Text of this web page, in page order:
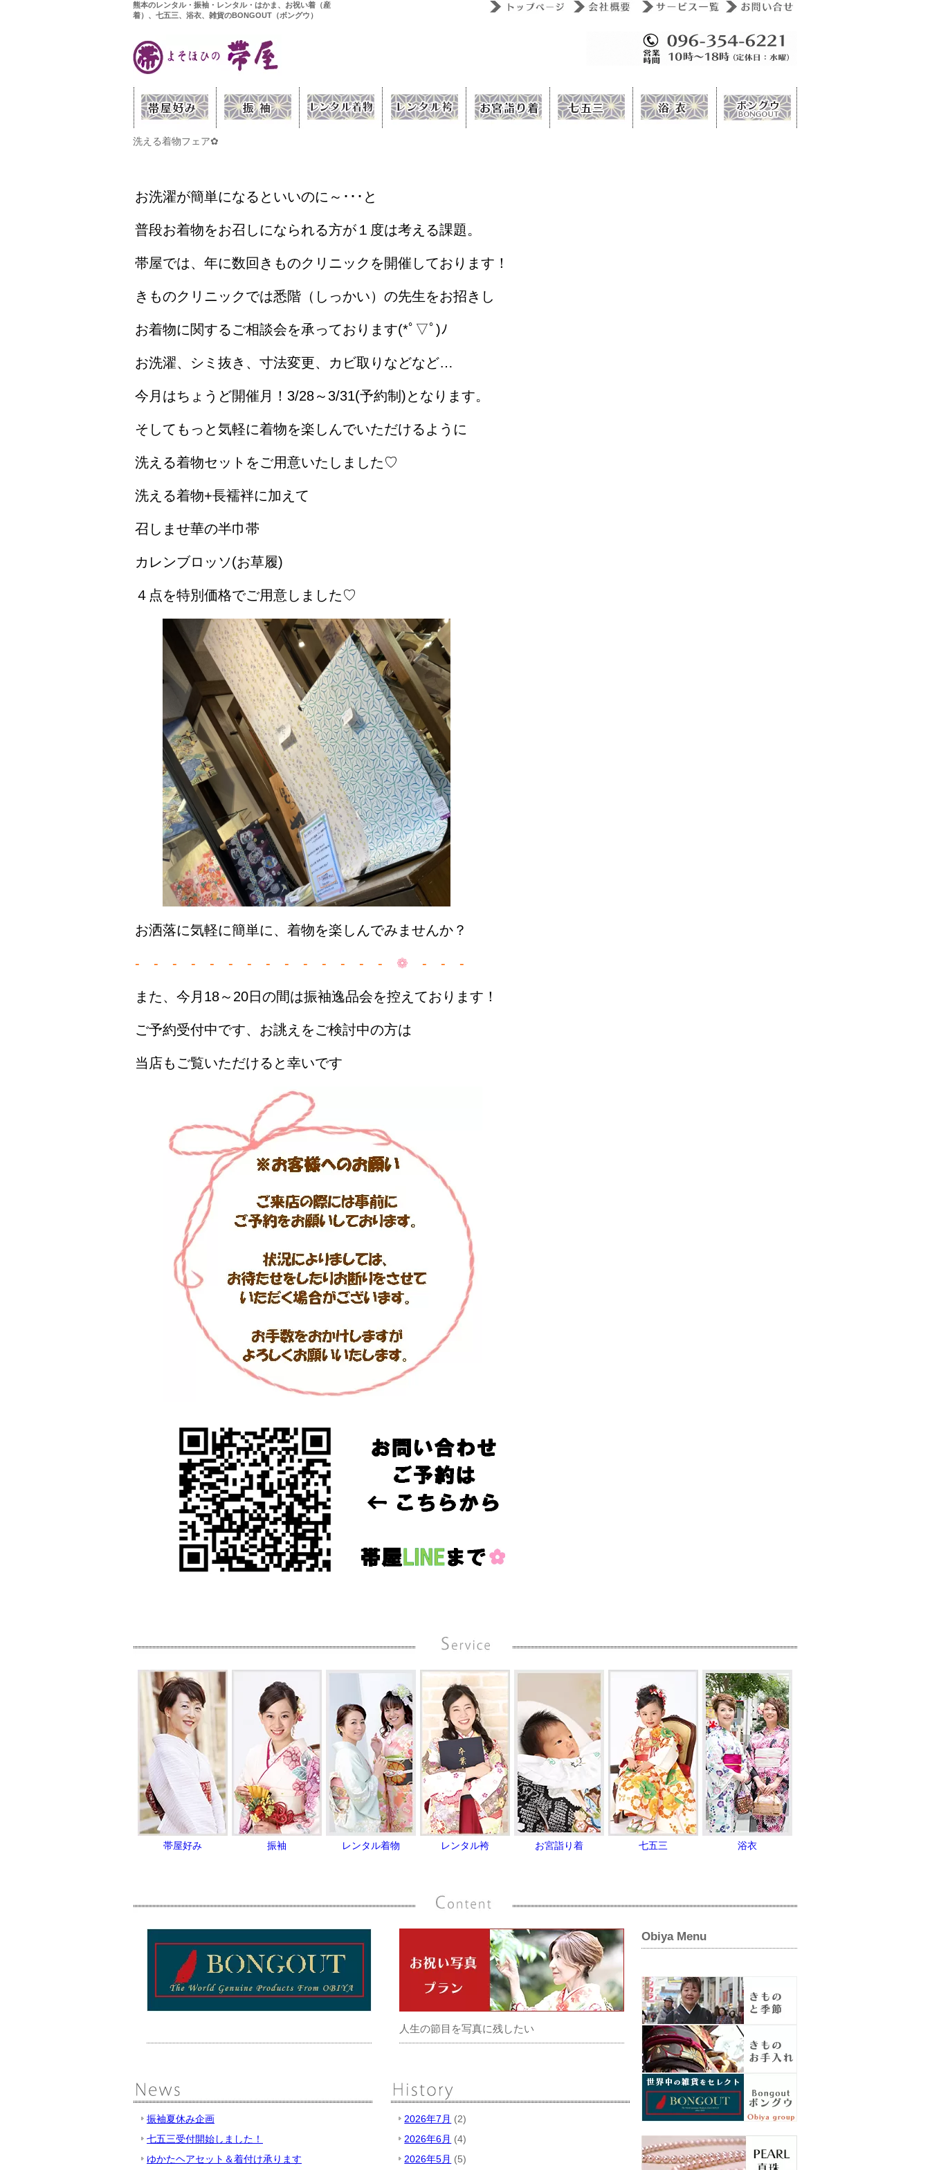
熊本のレンタル・振袖・レンタル・はかま、お祝い着（産
着）、七五三、浴衣、雑貨のBONGOUT（ボングウ）
洗える着物フェア✿
お洗濯が簡単になるといいのに～･･･と
普段お着物をお召しになられる方が１度は考える課題。
帯屋では、年に数回きものクリニックを開催しております！
きものクリニックでは悉階（しっかい）の先生をお招きし
お着物に関するご相談会を承っております(*ﾟ▽ﾟ)ﾉ
お洗濯、シミ抜き、寸法変更、カビ取りなどなど…
今月はちょうど開催月！3/28～3/31(予約制)となります。
そしてもっと気軽に着物を楽しんでいただけるように
洗える着物セットをご用意いたしました♡
洗える着物+長襦袢に加えて
召しませ華の半巾帯
カレンブロッソ(お草履)
４点を特別価格でご用意しました♡
お洒落に気軽に簡単に、着物を楽しんでみませんか？
- - - - - - - - - - - - - - ❁ - - -
また、今月18～20日の間は振袖逸品会を控えております！
ご予約受付中です、お誂えをご検討中の方は
当店もご覧いただけると幸いです
帯屋好み 振袖 レンタル着物 レンタル袴 お宮詣り着 七五三 浴衣
人生の節目を写真に残したい
振袖夏休み企画
七五三受付開始しました！
ゆかたヘアセット＆着付け承ります
2026年7月 (2)
2026年6月 (4)
2026年5月 (5)
Obiya Menu